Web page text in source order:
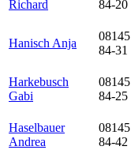
Richard
84-20
Hanisch Anja
08145
84-31
Harkebusch
Gabi
08145
84-25
Haselbauer
Andrea
08145
84-42